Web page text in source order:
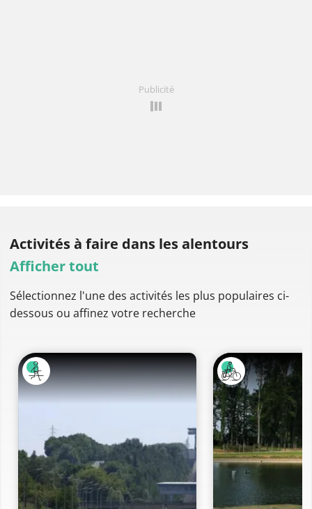
Publicité
Activités à faire dans les alentours
Afficher tout
Sélectionnez l'une des activités les plus populaires ci-
dessous ou affinez votre recherche